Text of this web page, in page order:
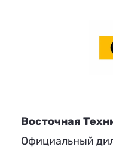
Восточная
Официальный